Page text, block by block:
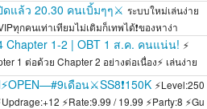
ดแล้ว 20.30 คนเบิ้มๆๆ⚔️ ระบบใหม่เล่นง่าย
ทุกคนเท่าเทียมไม่เติมก็เทพได้❗ของหาง่า
Chapter 1-2 | OBT 1 ส.ค. คนแน่น! ⚡
1 ต่อด้วย Chapter 2 อย่างต่อเนื่อง⚡ เล่นง่าย
เดือน⚔️SS8❗150K ⚡Level:250
⚡Rate:9.99 / 19.99 ⚡Party:8 ⚡Gu